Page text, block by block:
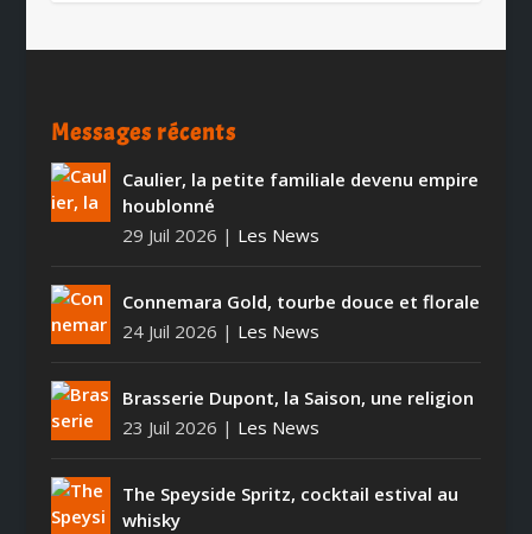
Messages récents
Caulier, la petite familiale devenu empire
houblonné
29 Juil 2026 | Les News
Connemara Gold, tourbe douce et florale
24 Juil 2026 | Les News
Brasserie Dupont, la Saison, une religion
23 Juil 2026 | Les News
The Speyside Spritz, cocktail estival au
whisky